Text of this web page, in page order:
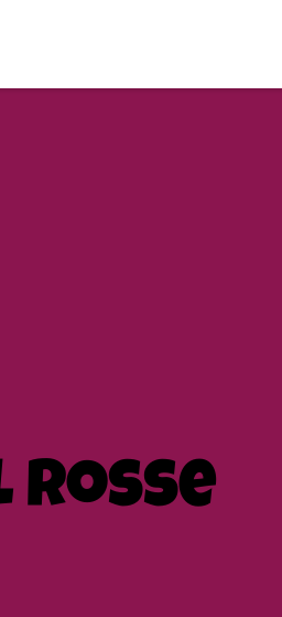
Rosse